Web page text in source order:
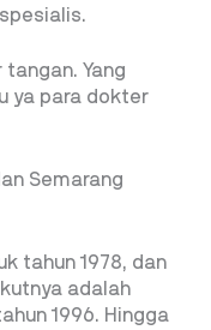
Yang
ya para dokter
Semarang
tahun 1978, dan
adalah
1996. Hingga